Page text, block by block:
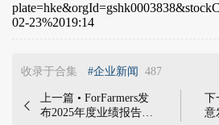
02-23%2019:14
收录于合集 #企业新闻 487

上一篇 • ForFarmers发
布2025年度业绩报告 |
下
意